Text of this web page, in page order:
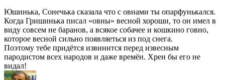
Юшинька, Сонечька сказала что с овнами ты опарфунькался.
Когда Гришинька писал «овны» весной хороши, то он имел в
виду совсем не баранов, а всякое собачее и кошкино говно,
которое весной сильно появляеться из под снега.
Поэтому тебе придётся извинится перед извесным
пародистом всех народов и даже времён. Хрен бы его не
видал!